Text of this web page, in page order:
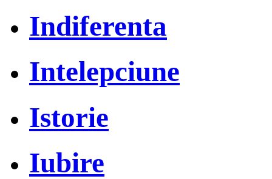
Indiferenta
Intelepciune
Istorie
Iubire